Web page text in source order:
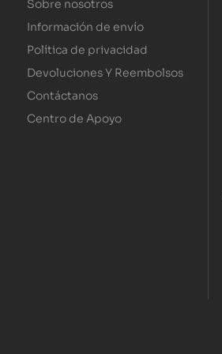
Sobre nosotros
Información de envío
Política de privacidad
Devoluciones Y Reembolsos
Contáctanos
Centro de Apoyo